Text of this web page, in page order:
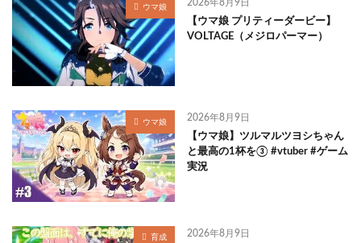
ウマ娘 2026年8月9日
【ウマ娘 プリティーダービー】
VOLTAGE（メジロパーマー）
ウマ娘 2026年8月9日
【ウマ娘】ツルマルツヨシちゃん
と最高の1杯を③ #vtuber #ゲーム
実況
育成 2026年8月9日